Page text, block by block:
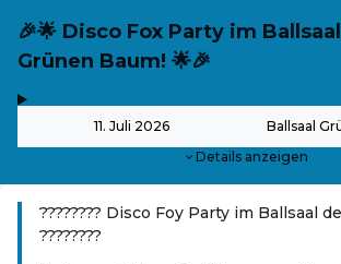
🎉🌟 Disco Fox Party im
Grünen Baum! 🌟🎉
11. Juli 2026 Ballsaal
Details anzeigen
???????? Disco Foy Party im Ballsaal
????????